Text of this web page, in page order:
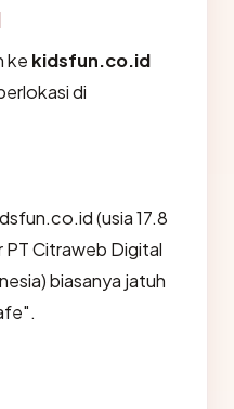
ke kidsfun.co.id
di
(usia 17.8
PT Citraweb Digital
biasanya jatuh